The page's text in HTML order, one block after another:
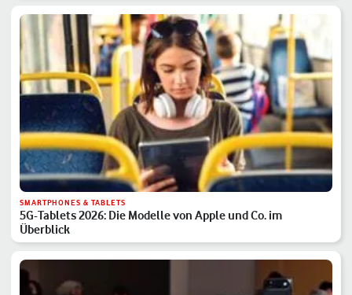
SMARTPHONES & TABLETS
5G-Tablets 2026: Die Modelle von Apple und Co. im
Überblick